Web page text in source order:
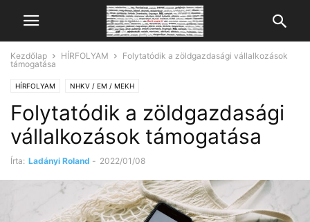
Kezdőlap HÍRFOLYAM
Folytatódik a zöldgazdasági vállalkozások
támogatása
HÍRFOLYAM NHKV / EM / MEKH
Folytatódik a zöldgazdasági
vállalkozások támogatása
Írta: Ladányi Roland - 2022/01/08